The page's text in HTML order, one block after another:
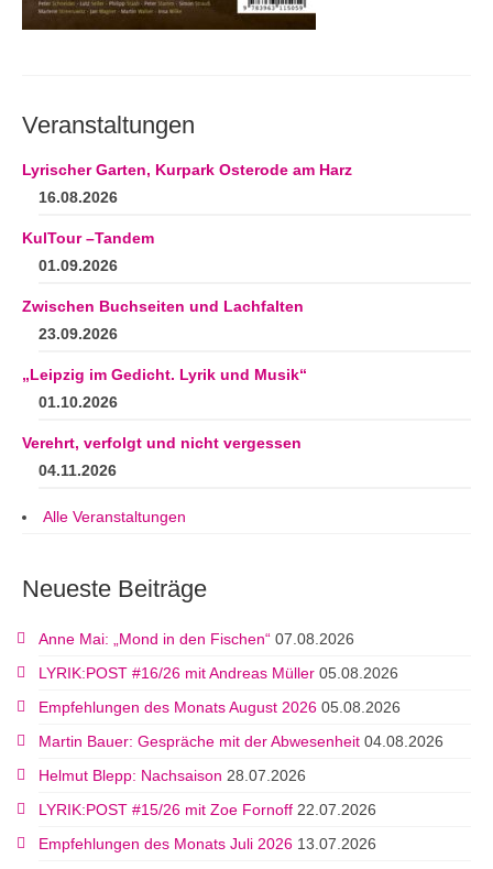
Veranstaltungen
Lyrischer Garten, Kurpark Osterode am Harz
16.08.2026
KulTour –Tandem
01.09.2026
Zwischen Buchseiten und Lachfalten
23.09.2026
„Leipzig im Gedicht. Lyrik und Musik“
01.10.2026
Verehrt, verfolgt und nicht vergessen
04.11.2026
Alle Veranstaltungen
Neueste Beiträge
Anne Mai: „Mond in den Fischen“ 07.08.2026
LYRIK:POST #16/26 mit Andreas Müller 05.08.2026
Empfehlungen des Monats August 2026 05.08.2026
Martin Bauer: Gespräche mit der Abwesenheit 04.08.2026
Helmut Blepp: Nachsaison 28.07.2026
LYRIK:POST #15/26 mit Zoe Fornoff 22.07.2026
Empfehlungen des Monats Juli 2026 13.07.2026